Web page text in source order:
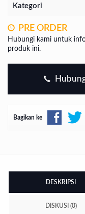
Kategori
PRE ORDER
Hubungi kami untuk
produk ini.
Bagikan ke
DESKRIPSI
DISKUSI (0)